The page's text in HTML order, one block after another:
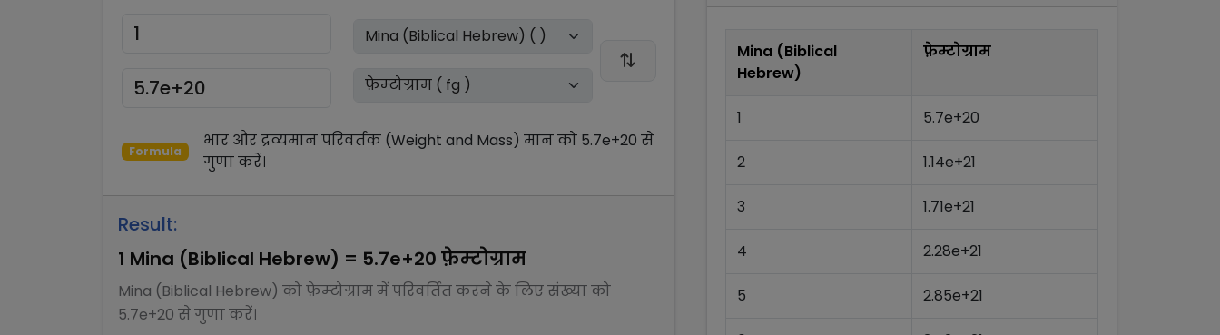
Formula
भार और द्रव्यमान परिवर्तक (Weight and Mass) मान को 5.7e+20 से
गुणाकरें।
Result:
1 Mina (Biblical Hebrew) = 5.7e+20 फ़ेम्टोग्राम
Mina (Biblical Hebrew) कोफ़ेम्टोग्राममें परिवर्तित करने के लिए संख्या को
5.7e+20 सेगुणाकरें।
Mina (Biblical
Hebrew)
फ़ेम्टोग्राम
1 5.7e+20
2 1.14e+21
3 1.71e+21
4 2.28e+21
5 2.85e+21